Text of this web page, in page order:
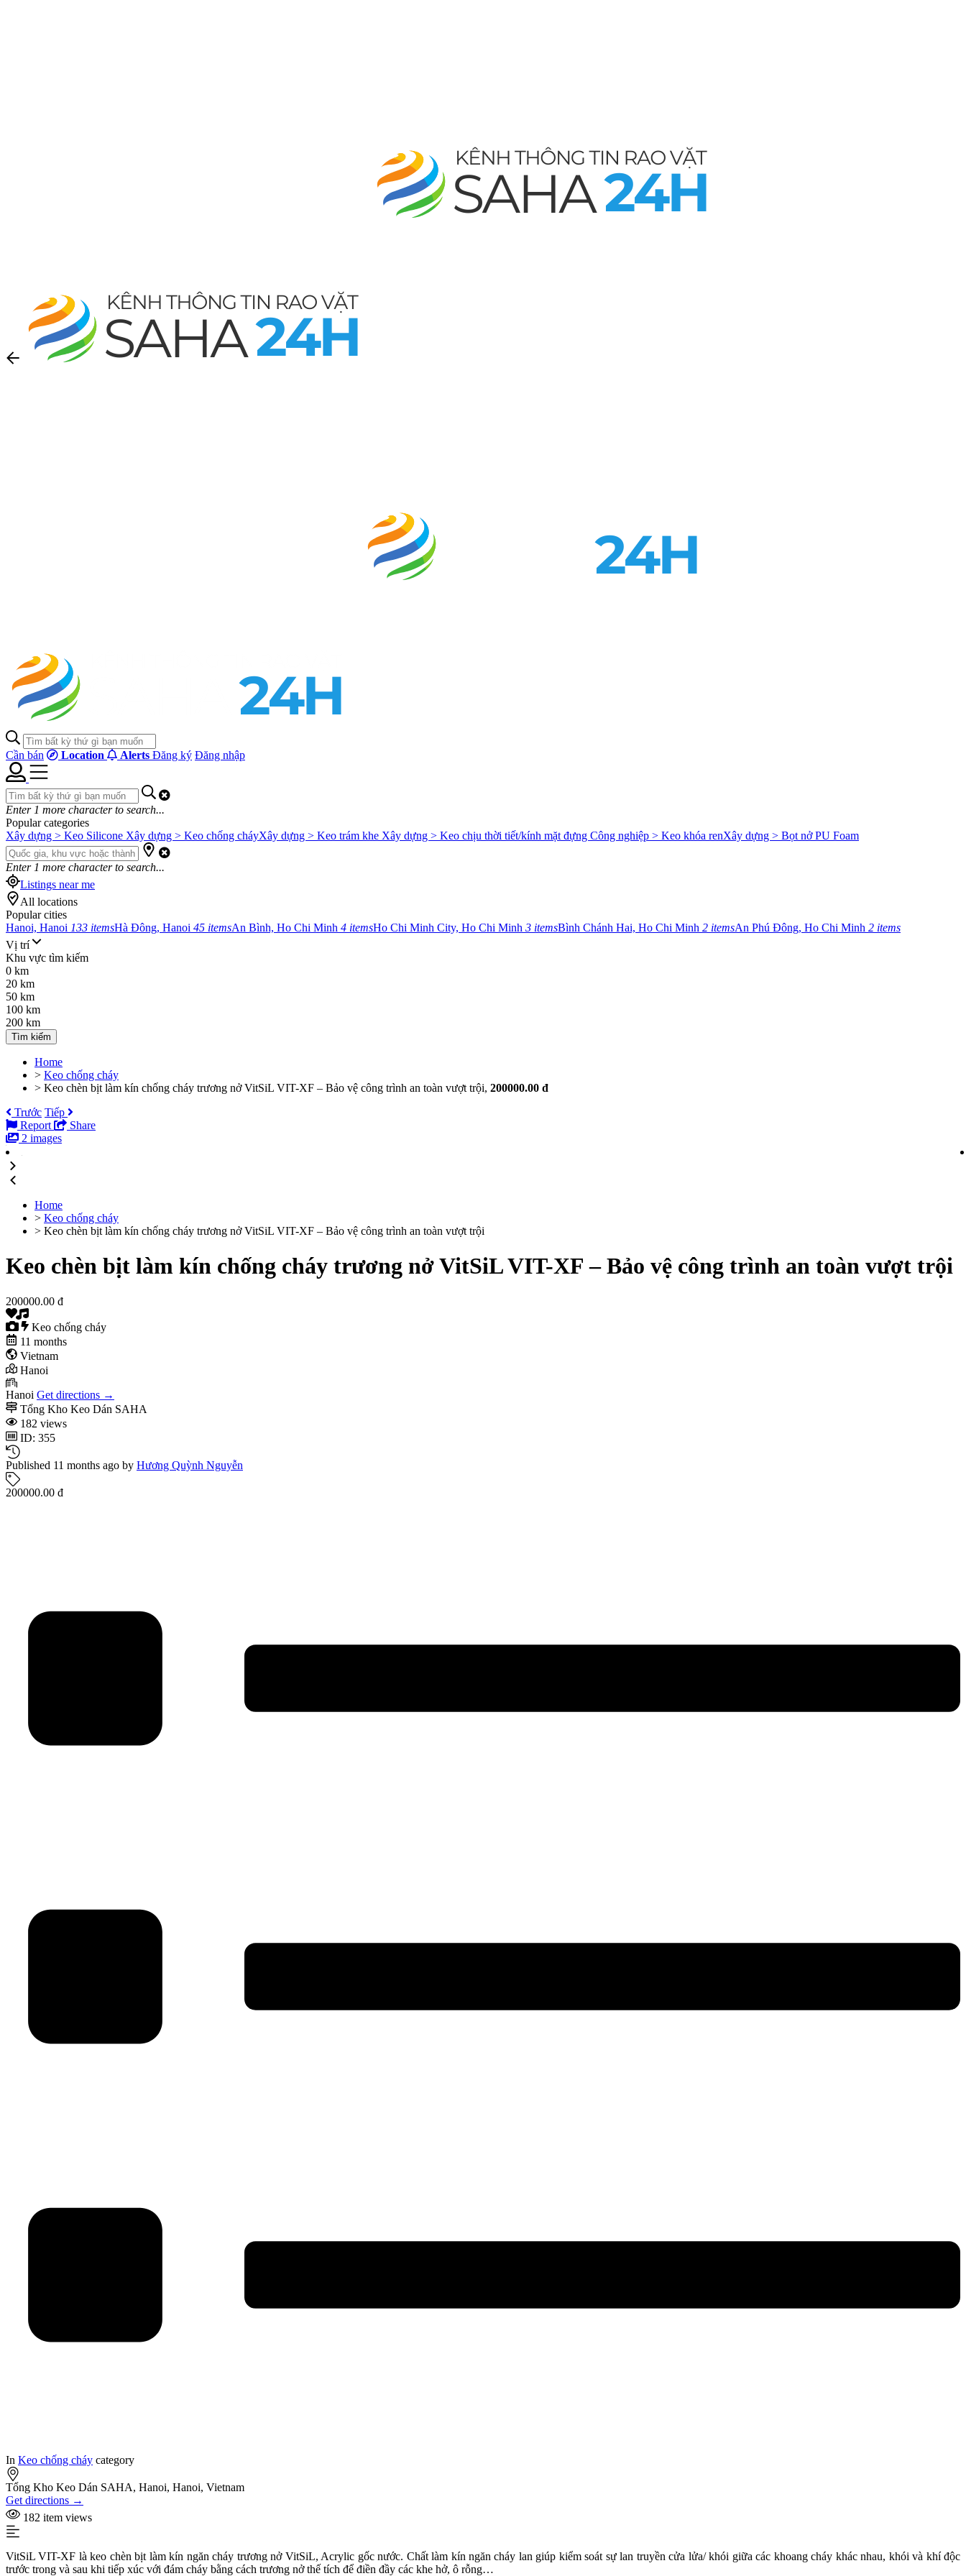
Cần bán Location Alerts Đăng ký Đăng nhập
Enter 1 more character to search...
Popular categories
Xây dựng > Keo Silicone Xây dựng > Keo chống cháyXây dựng > Keo trám khe Xây dựng > Keo chịu thời tiết/kính mặt đựng Công nghiệp > Keo khóa renXây dựng > Bọt nở PU Foam
Enter 1 more character to search...
Listings near me
All locations
Popular cities
Hanoi, Hanoi 133 itemsHà Đông, Hanoi 45 itemsAn Bình, Ho Chi Minh 4 itemsHo Chi Minh City, Ho Chi Minh 3 itemsBình Chánh Hai, Ho Chi Minh 2 itemsAn Phú Đông, Ho Chi Minh 2 items
Vị trí
Khu vực tìm kiếm
0 km
20 km
50 km
100 km
200 km
Tìm kiếm
Home
> Keo chống cháy
> Keo chèn bịt làm kín chống cháy trương nở VitSiL VIT-XF – Bảo vệ công trình an toàn vượt trội, 200000.00 đ
Trước Tiếp
Report
Share
2 images
Home
> Keo chống cháy
> Keo chèn bịt làm kín chống cháy trương nở VitSiL VIT-XF – Bảo vệ công trình an toàn vượt trội
Keo chèn bịt làm kín chống cháy trương nở VitSiL VIT-XF – Bảo vệ công trình an toàn vượt trội
200000.00 đ
Keo chống cháy
11 months
Vietnam
Hanoi
Hanoi Get directions →
Tổng Kho Keo Dán SAHA
182 views
ID: 355
Published 11 months ago by Hương Quỳnh Nguyễn
200000.00 đ
In Keo chống cháy category
Tổng Kho Keo Dán SAHA, Hanoi, Hanoi, Vietnam
Get directions →
182 item views
VitSiL VIT-XF là keo chèn bịt làm kín ngăn cháy trương nở VitSiL, Acrylic gốc nước. Chất làm kín ngăn cháy lan giúp kiểm soát sự lan truyền cửa lửa/ khói giữa các khoang cháy khác nhau, khói và khí độc
trước trong và sau khi tiếp xúc với đám cháy bằng cách trương nở thế tích để điền đầy các khe hở, ô rỗng…